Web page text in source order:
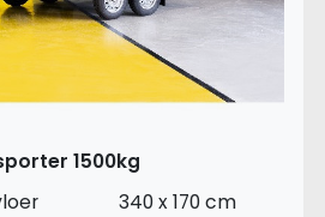
1500kg
340 x 170 cm